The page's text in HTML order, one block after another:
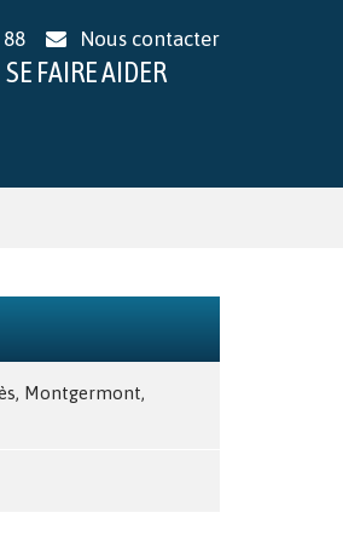
88 Nous contacter
SE FAIRE AIDER
Montgermont,